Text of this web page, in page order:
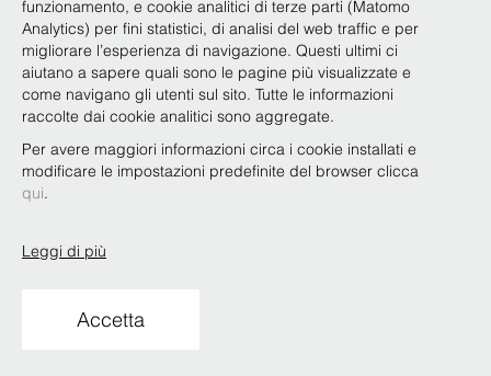
funzionamento, e cookie analitici di terze parti (Matomo
Analytics) per fini statistici, di analisi del web traffic e per
migliorare l’esperienza di navigazione. Questi ultimi ci
aiutano a sapere quali sono le pagine più visualizzate e
come navigano gli utenti sul sito. Tutte le informazioni
raccolte dai cookie analitici sono aggregate.
Per avere maggiori informazioni circa i cookie installati e
modificare le impostazioni predefinite del browser clicca
qui.
Leggi di più
Accetta